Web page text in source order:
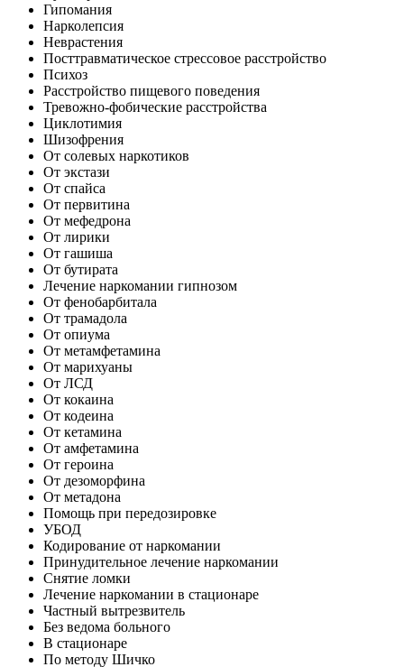
Гипомания
Нарколепсия
Неврастения
Посттравматическое стрессовое расстройство
Психоз
Расстройство пищевого поведения
Тревожно-фобические расстройства
Циклотимия
Шизофрения
От солевых наркотиков
От экстази
От спайса
От первитина
От мефедрона
От лирики
От гашиша
От бутирата
Лечение наркомании гипнозом
От фенобарбитала
От трамадола
От опиума
От метамфетамина
От марихуаны
От ЛСД
От кокаина
От кодеина
От кетамина
От амфетамина
От героина
От дезоморфина
От метадона
Помощь при передозировке
УБОД
Кодирование от наркомании
Принудительное лечение наркомании
Снятие ломки
Лечение наркомании в стационаре
Частный вытрезвитель
Без ведома больного
В стационаре
По методу Шичко